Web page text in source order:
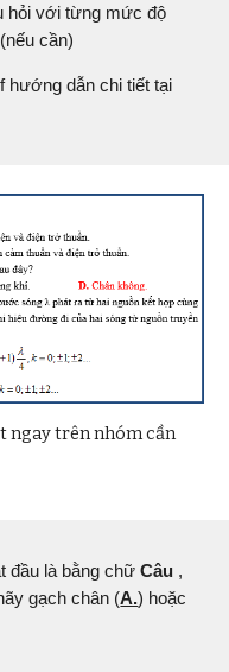
hỏi với từng mức độ
(nếu cần)
hướng dẫn chi tiết tại
ngay trên nhóm cần
đầu là bằng chữCâu ,
gạch chân (A.) hoặc